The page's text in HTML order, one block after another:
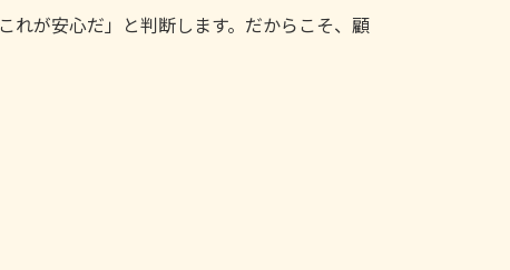
れが安心だ」と判断します。だからこそ、顧